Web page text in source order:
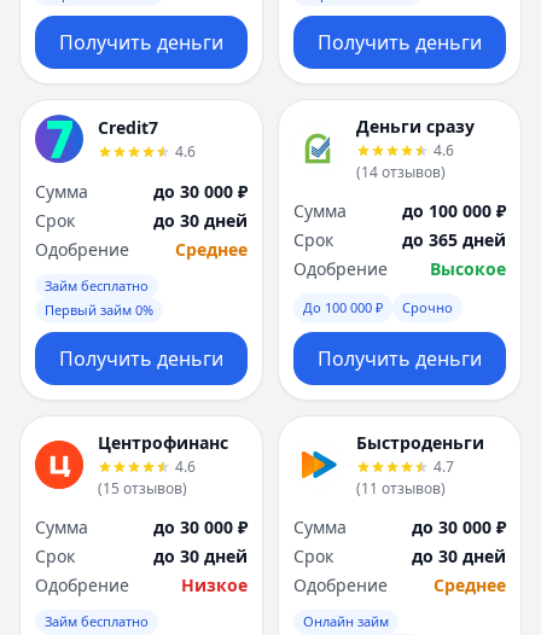
Получить деньги Получить деньги
Credit7
4.6
Сумма
до 30 000 ₽
Срок
до 30 дней
Одобрение
Среднее
Займ бесплатно
Первый займ 0%
Получить деньги
Деньги сразу
4.6
(14отзывов)
Сумма
до 100 000 ₽
Срок
до 365 дней
Одобрение
Высокое
До 100 000 ₽ Срочно
Получить деньги
Центрофинанс
4.6
(15 отзывов)
Сумма
до 30 000 ₽
Срок
до 30 дней
Одобрение
Низкое
Займ бесплатно
Быстроденьги
4.7
(11 отзывов)
Сумма
до 30 000 ₽
Срок
до 30 дней
Одобрение
Среднее
Онлайн займ